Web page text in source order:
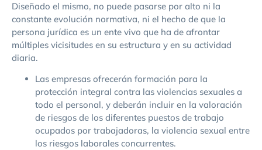
Diseñado el mismo, no puede pasarse por alto ni la
constante evolución normativa, ni el hecho de que la
persona jurídica es un ente vivo que ha de afrontar
múltiples vicisitudes en su estructura y en su actividad
diaria.
Las empresas ofrecerán formación para la
protección integral contra las violencias sexuales a
todo el personal, y deberán incluir en la valoración
de riesgos de los diferentes puestos de trabajo
ocupados por trabajadoras, la violencia sexual entre
los riesgos laborales concurrentes.